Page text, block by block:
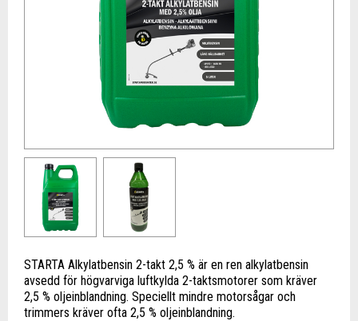
STARTA Alkylatbensin 2-takt 2,5 % är en ren alkylatbensin
avsedd för högvarviga luftkylda 2-taktsmotorer som kräver
2,5 % oljeinblandning. Speciellt mindre motorsågar och
trimmers kräver ofta 2,5 % oljeinblandning.